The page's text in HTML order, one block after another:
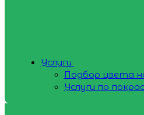
Услуги
Подбор цвета
Услуги по